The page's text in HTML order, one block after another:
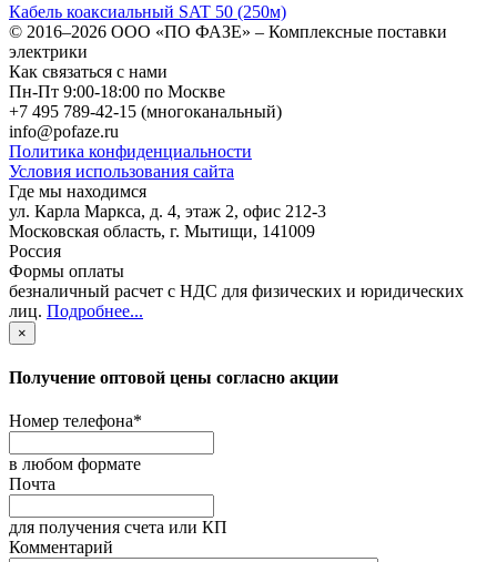
Кабель коаксиальный SAT 50 (250м)
© 2016–2026 ООО «ПО ФАЗЕ» – Комплексные поставки
электрики
Как связаться с нами
Пн-Пт 9:00-18:00 по Москве
+7 495 789-42-15 (многоканальный)
info@pofaze.ru
Политика конфиденциальности
Условия использования сайта
Где мы находимся
ул. Карла Маркса, д. 4, этаж 2, офис 212-3
Московская область, г. Мытищи, 141009
Россия
Формы оплаты
безналичный расчет с НДС для физических и юридических
лиц. Подробнее...
×
Получение оптовой цены согласно акции
Номер телефона*
в любом формате
Почта
для получения счета или КП
Комментарий